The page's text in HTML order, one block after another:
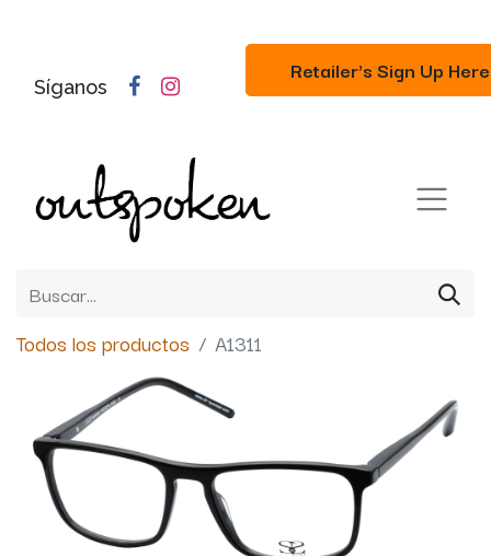
Síganos
Retailer's Sign Up Here
Todos los productos A1311